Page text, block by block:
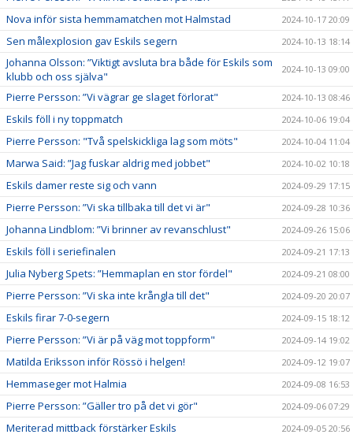
Nova inför sista hemmamatchen mot Halmstad 2024-10-17 20:09
Sen målexplosion gav Eskils segern 2024-10-13 18:14
Johanna Olsson: ”Viktigt avsluta bra både för Eskils som
klubb och oss själva"
2024-10-13 09:00
Pierre Persson: ”Vi vägrar ge slaget förlorat" 2024-10-13 08:46
Eskils föll i ny toppmatch 2024-10-06 19:04
Pierre Persson: "Två spelskickliga lag som möts" 2024-10-04 11:04
Marwa Said: ”Jag fuskar aldrig med jobbet" 2024-10-02 10:18
Eskils damer reste sig och vann 2024-09-29 17:15
Pierre Persson: ”Vi ska tillbaka till det vi är" 2024-09-28 10:36
Johanna Lindblom: ”Vi brinner av revanschlust" 2024-09-26 15:06
Eskils föll i seriefinalen 2024-09-21 17:13
Julia Nyberg Spets: ”Hemmaplan en stor fördel" 2024-09-21 08:00
Pierre Persson: ”Vi ska inte krångla till det" 2024-09-20 20:07
Eskils firar 7-0-segern 2024-09-15 18:12
Pierre Persson: ”Vi är på väg mot toppform" 2024-09-14 19:02
Matilda Eriksson inför Rössö i helgen! 2024-09-12 19:07
Hemmaseger mot Halmia 2024-09-08 16:53
Pierre Persson: ”Gäller tro på det vi gör" 2024-09-06 07:29
Meriterad mittback förstärker Eskils 2024-09-05 20:56